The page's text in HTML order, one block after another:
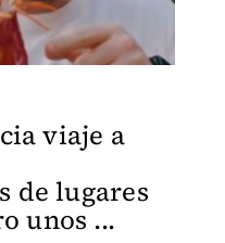
viaje a
de lugares
unos ...